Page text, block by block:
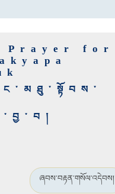
Prayer for
ཞབས་བརྟན་གསོལ་འདེབས།